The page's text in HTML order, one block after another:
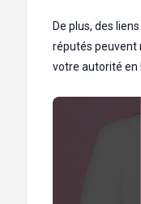
De plus, des
réputés peuvent
votre autorité en